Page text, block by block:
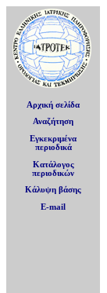
Αρχική σελίδα
Αναζήτηση
Εγκεκριμένα
περιοδικά
Κατάλογος
περιοδικών
Κάλυψη βάσης
E-mail